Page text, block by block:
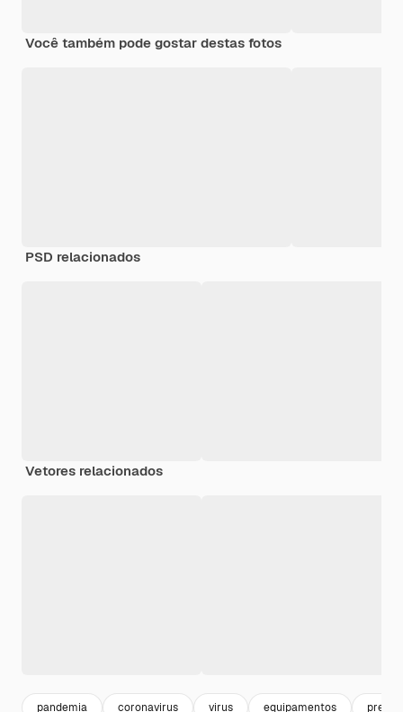
Você também pode gostar destas fotos
PSD relacionados
Vetores relacionados
pandemia coronavirus virus equipamentos